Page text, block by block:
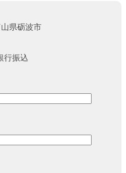
県砺波市
行振込